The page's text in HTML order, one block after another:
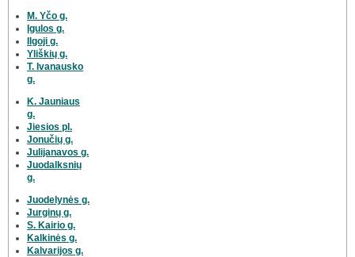
M. Yčo g.
Įgulos g.
Ilgoji g.
Yliškių g.
T. Ivanausko
g.
K. Jauniaus
g.
Jiesios pl.
Jonučių g.
Julijanavos g.
Juodalksnių
g.
Juodelynės g.
Jurginų g.
S. Kairio g.
Kalkinės g.
Kalvarijos g.